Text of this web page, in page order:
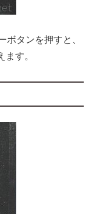
ボタンを押すと、
す。